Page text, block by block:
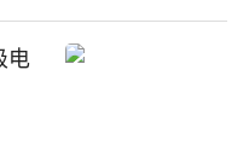
电